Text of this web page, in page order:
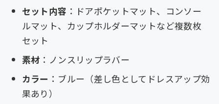
セット内容 ：ドアポケットマット、コンソー
ルマット、カップホルダーマットなど複数枚
セット
素材 ：ノンスリップラバー
カラー ：ブルー（差し色としてドレスアップ効
果あり）